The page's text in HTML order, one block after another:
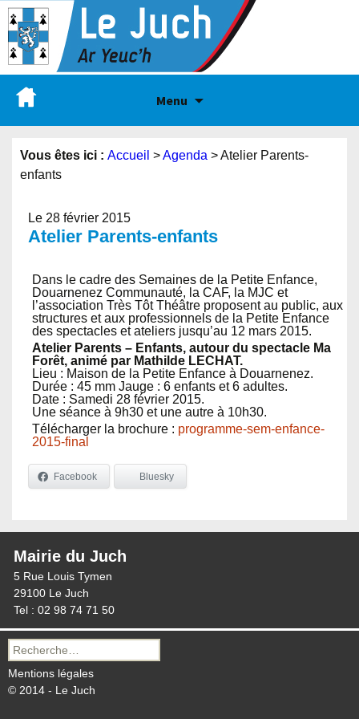
Menu
Vous êtes ici : Accueil >Agenda >Atelier Parents-
enfants
Le 28 février 2015
Atelier Parents-enfants
Dans le cadre des Semaines de la Petite Enfance,
Douarnenez Communauté, la CAF, la MJC et
l’association Très Tôt Théâtre proposent au public, aux
structures et aux professionnels de la Petite Enfance
des spectacles et ateliers jusqu’au 12 mars 2015.
Atelier Parents – Enfants, autour du spectacle Ma
Forêt, animé par Mathilde LECHAT.
Lieu : Maison de la Petite Enfance à Douarnenez.
Durée : 45 mm Jauge : 6 enfants et 6 adultes.
Date : Samedi 28 février 2015.
Une séance à 9h30 et une autre à 10h30.
Télécharger la brochure : programme-sem-enfance-
2015-final
Facebook Bluesky
Mairie du Juch
5 Rue Louis Tymen
29100 Le Juch
Tel : 02 98 74 71 50
Recherche
pour :
Mentions légales
© 2014 - Le Juch